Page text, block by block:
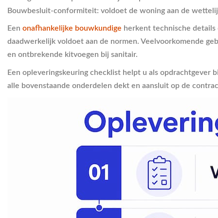
Bouwbesluit-conformiteit: voldoet de woning aan de
Een onafhankelijke bouwkundige herkent technische details
daadwerkelijk voldoet aan de normen. Veelvoorkomende
en ontbrekende kitvoegen bij sanitair.
Een opleveringskeuring checklist helpt u als
alle bovenstaande onderdelen dekt en aansluit op de